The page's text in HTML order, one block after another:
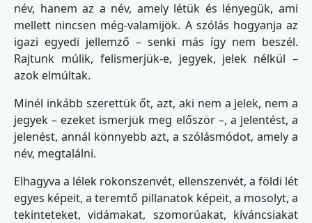
név, hanem az a név, amely létük és lényegük, ami
mellett nincsen még-valamijök. A szólás hogyanja az
igazi egyedi jellemző – senki más így nem beszél.
Rajtunk múlik, felismerjük-e, jegyek, jelek nélkül –
azok elmúltak.
Minél inkább szerettük őt, azt, aki nem a jelek, nem a
jegyek – ezeket ismerjük meg először –, a jelentést, a
jelenést, annál könnyebb azt, a szólásmódot, amely a
név, megtalálni.
Elhagyva a lélek rokonszenvét, ellenszenvét, a földi lét
egyes képeit, a teremtő pillanatok képeit, a mosolyt, a
tekinteteket, vidámakat, szomorúakat, kíváncsiakat